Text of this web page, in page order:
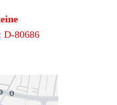
D-80686